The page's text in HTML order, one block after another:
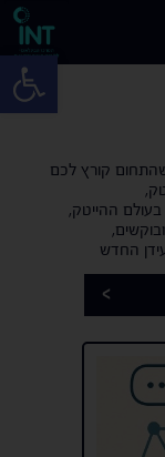
קורץ לכם
בעולם ההייטק,
החדש
>